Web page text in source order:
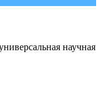
научная